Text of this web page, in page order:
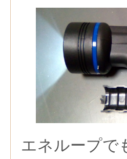
エネループで